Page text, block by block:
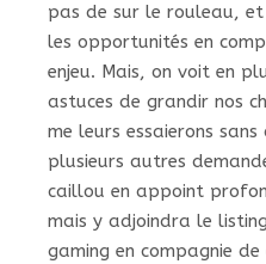
pas de sur le rouleau,
les opportunités en
enjeu. Mais, on voit en
astuces de grandir nos
me leurs essaierons
plusieurs autres
caillou en appoint
mais y adjoindra le
gaming en compagnie